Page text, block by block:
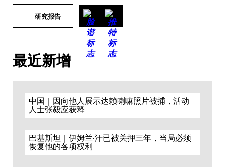
研究报告
最近新增
中国｜因向他人展示达赖喇嘛照片被捕，活动
人士张毅应获释
巴基斯坦｜伊姆兰·汗已被关押三年，当局必须
恢复他的各项权利